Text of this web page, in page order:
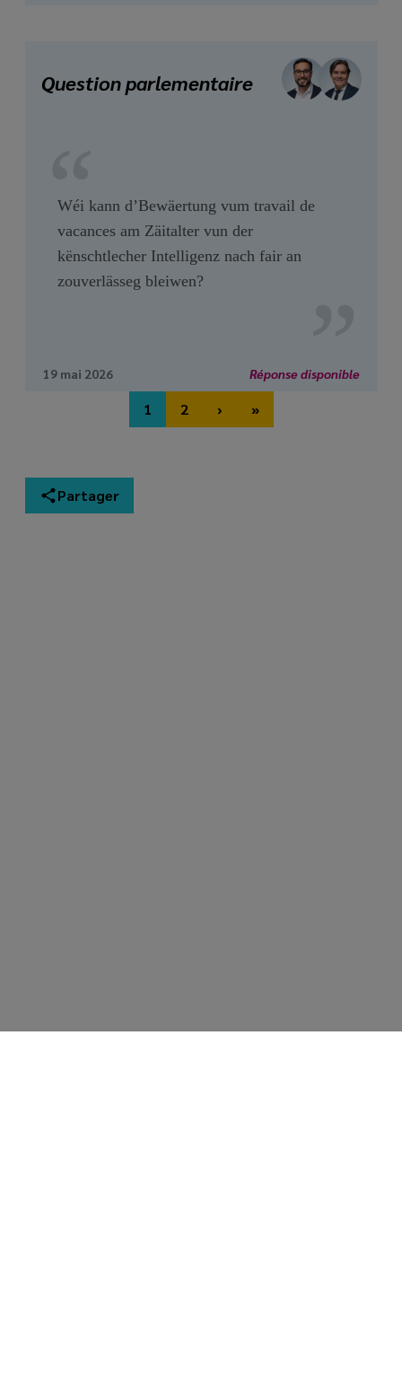
Question parlementaire
Wéi kann d’Bewäertung vum travail de
vacances am Zäitalter vun der
kënschtlecher Intelligenz nach fair an
zouverlässeg bleiwen?
19 mai 2026 Réponse disponible
Page
1 Page
2 Next page
› Last page
»
Partager